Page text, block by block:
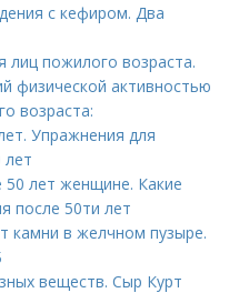
с кефиром. Два
лиц пожилого возраста.
физической активностью
возраста:
Упражнения для
50 лет женщине. Какие
после 50ти лет
камни в желчном пузыре.
веществ. Сыр Курт